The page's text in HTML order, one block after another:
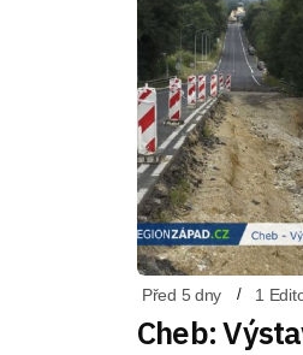
Před 5 dny 1
Cheb: